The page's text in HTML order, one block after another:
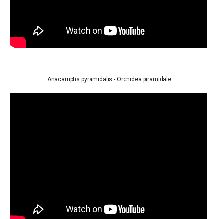
Nigritella nigra - Ofride di Bertoloni